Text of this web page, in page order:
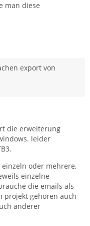
man diese
export von
die erweiterung
leider
oder mehrere,
einzelne
die emails als
projekt gehören auch
anderer